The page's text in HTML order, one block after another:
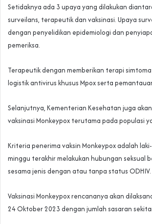
Setidaknya ada 3 upaya yang dilakukan
surveilans, terapeutik dan vaksinasi. Upaya
dengan penyelidikan epidemiologi dan
pemeriksa.
Terapeutik dengan memberikan terapi
logistik antivirus khusus Mpox serta
Selanjutnya, Kementerian Kesehatan juga
vaksinasi Monkeypox terutama pada populasi
Kriteria penerima vaksin Monkeypox adalah
minggu terakhir melakukan hubungan seksual
sesama jenis dengan atau tanpa status ODHIV.
Vaksinasi Monkeypox rencananya akan
24 Oktober 2023 dengan jumlah sasaran